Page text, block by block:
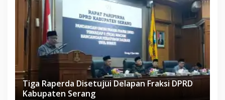
Tiga Raperda Disetujui Delapan Fraksi DPRD
Kabupaten Serang